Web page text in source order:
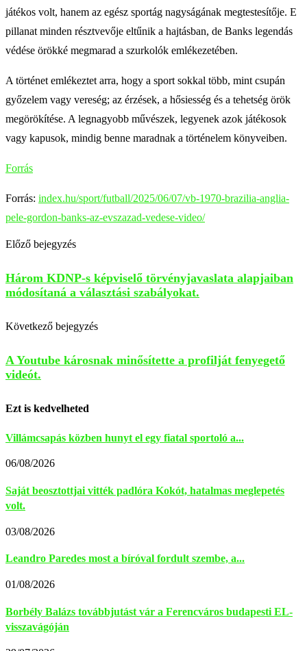
játékos volt, hanem az egész sportág nagyságának megtestesítője. E
pillanat minden résztvevője eltűnik a hajtásban, de Banks legendás
védése örökké megmarad a szurkolók emlékezetében.
A történet emlékeztet arra, hogy a sport sokkal több, mint csupán
győzelem vagy vereség; az érzések, a hősiesség és a tehetség örök
megörökítése. A legnagyobb művészek, legyenek azok játékosok
vagy kapusok, mindig benne maradnak a történelem könyveiben.
Forrás
Forrás: index.hu/sport/futball/2025/06/07/vb-1970-brazilia-anglia-
pele-gordon-banks-az-evszazad-vedese-video/
Előző bejegyzés
Három KDNP-s képviselő törvényjavaslata alapjaiban
módosítaná a választási szabályokat.
Következő bejegyzés
A Youtube károsnak minősítette a profilját fenyegető
videót.
Ezt is kedvelheted
Villámcsapás közben hunyt el egy fiatal sportoló a...
06/08/2026
Saját beosztottjai vitték padlóra Kokót, hatalmas meglepetés
volt.
03/08/2026
Leandro Paredes most a bíróval fordult szembe, a...
01/08/2026
Borbély Balázs továbbjutást vár a Ferencváros budapesti EL-
visszavágóján